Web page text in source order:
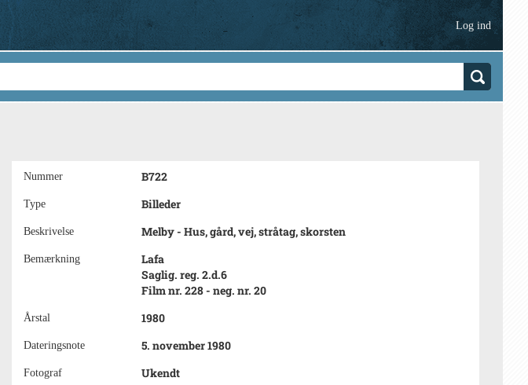
Log ind
Nummer B722
Type Billeder
Beskrivelse Melby - Hus, gård, vej, stråtag, skorsten
Bemærkning
Lafa
Saglig. reg. 2.d.6
Film nr. 228 - neg. nr. 20
Årstal 1980
Dateringsnote 5. november 1980
Fotograf Ukendt